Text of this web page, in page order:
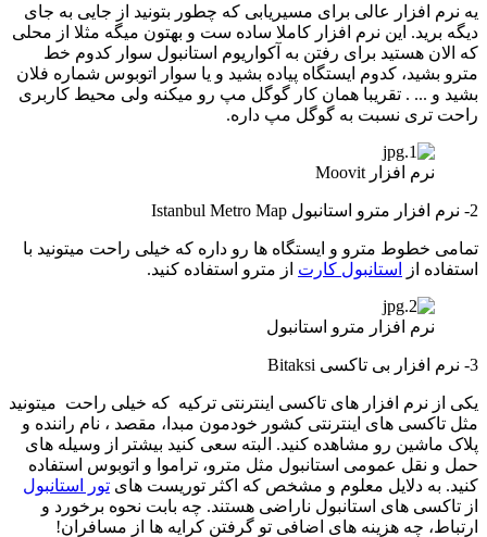
یه نرم افزار عالی برای مسیریابی که چطور بتونید از جایی به جای
دیگه برید. این نرم افزار کاملا ساده ست و بهتون میگه مثلا از محلی
که الان هستید برای رفتن به آکواریوم استانبول سوار کدوم خط
مترو بشید، کدوم ایستگاه پیاده بشید و یا سوار اتوبوس شماره فلان
بشید و ... . تقریبا همان کار گوگل مپ رو میکنه ولی محیط کاربری
راحت تری نسبت به گوگل مپ داره.
نرم افزار Moovit
2- نرم افزار مترو استانبول Istanbul Metro Map
تمامی خطوط مترو و ایستگاه ها رو داره که خیلی راحت میتونید با
استفاده از
استانبول کارت از مترو استفاده کنید.
نرم افزار مترو استانبول
3- نرم افزار بی تاکسی Bitaksi
یکی از نرم افزار های تاکسی اینترنتی ترکیه که خیلی راحت میتونید
مثل تاکسی های اینترنتی کشور خودمون مبدا، مقصد ، نام راننده و
پلاک ماشین رو مشاهده کنید. البته سعی کنید بیشتر از وسیله های
حمل و نقل عمومی استانبول مثل مترو، تراموا و اتوبوس استفاده
کنید. به دلایل معلوم و مشخص که اکثر توریست های تور استانبول
از تاکسی های استانبول ناراضی هستند. چه بابت نحوه برخورد و
ارتباط، چه هزینه های اضافی تو گرفتن کرایه ها از مسافران!